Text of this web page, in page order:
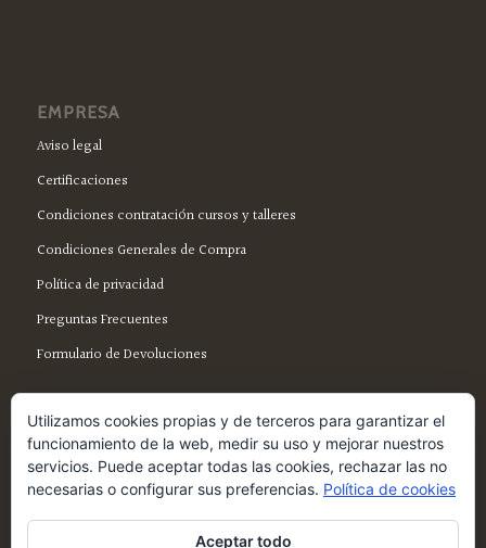
EMPRESA
Aviso legal
Certificaciones
Condiciones contratación cursos y talleres
Condiciones Generales de Compra
Política de privacidad
Preguntas Frecuentes
Formulario de Devoluciones
SÍGUENOS EN FACEBOOK
Utilizamos cookies propias y de terceros para garantizar el
funcionamiento de la web, medir su uso y mejorar nuestros
servicios. Puede aceptar todas las cookies, rechazar las no
necesarias o configurar sus preferencias. Política de cookies
Aceptar todo